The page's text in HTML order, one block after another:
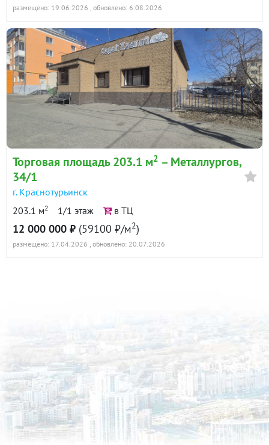
размещено: 19.06.2026 , обновлено: 6.08.2026
Торговая площадь 203.1 м2 – Металлургов,
34/1
г. Краснотурьинск
203.1 м2 1/1 этаж в ТЦ
12 000 000 ₽ (59100 ₽/м2)
размещено: 17.04.2026 , обновлено: 20.07.2026